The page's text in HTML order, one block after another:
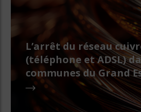
L’arrêt du réseau
(téléphone et ADSL)
communes du Grand